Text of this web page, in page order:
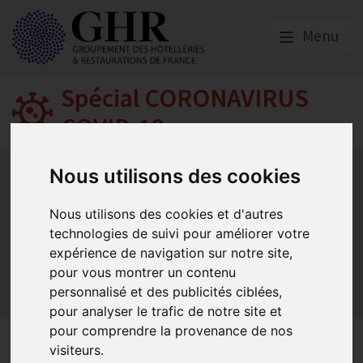
Nous utilisons des cookies
Nous utilisons des cookies et d'autres
technologies de suivi pour améliorer votre
expérience de navigation sur notre site,
pour vous montrer un contenu
personnalisé et des publicités ciblées,
pour analyser le trafic de notre site et
pour comprendre la provenance de nos
visiteurs.
Menu
Spécial CORONAVIRUS
COVID-19
Activité partielle Social Banques
Assurances
Plan Relance Tourisme
Economie de trésorerie
Communication GNI
Sacem
Titres restaurant
Initiatives
Réglementation Fonds de Solidarité
Loyers
Urssaf La reprise
Aides de l’état
Relations clients & OTA
Agirc-Arrco
Pass sanitaire/vaccinal
Plan de relance
Publication du décret relatif à